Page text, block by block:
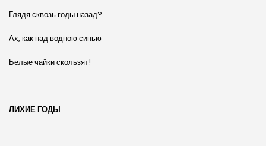
Глядя сквозь годы назад?..
Ах, как над водною синью
Белые чайки скользят!
ЛИХИЕ ГОДЫ